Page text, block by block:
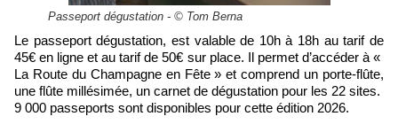
Passeport dégustation - © Tom Berna
Le passeport dégustation, est valable de 10h à 18h au tarif de
45€ en ligne et au tarif de 50€ sur place. Il permet d’accéder à «
La Route du Champagne en Fête » et comprend un porte-flûte,
une flûte millésimée, un carnet de dégustation pour les 22 sites.
9 000 passeports sont disponibles pour cette édition 2026.